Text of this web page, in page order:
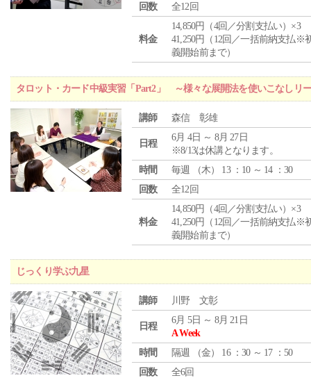
回数
全12回
料金
14,850円（4回／分割支払い）×3
41,250円（12回／一括前納支払※
義開始前まで）
タロット・カード中級実習「Part2」 ～様々な展開法を使いこなしリ
講師 森信 彰雄
日程
6月 4日 ～ 8月 27日
※8/13は休講となります。
時間
毎週 （木） 13 ：10 ～ 14 ：30
回数
全12回
料金
14,850円（4回／分割支払い）×3
41,250円（12回／一括前納支払※
義開始前まで）
じっくり学ぶ九星
講師 川野 文彰
日程
6月 5日 ～ 8月 21日
A Week
時間
隔週 （金） 16 ：30 ～ 17 ：50
回数
全6回